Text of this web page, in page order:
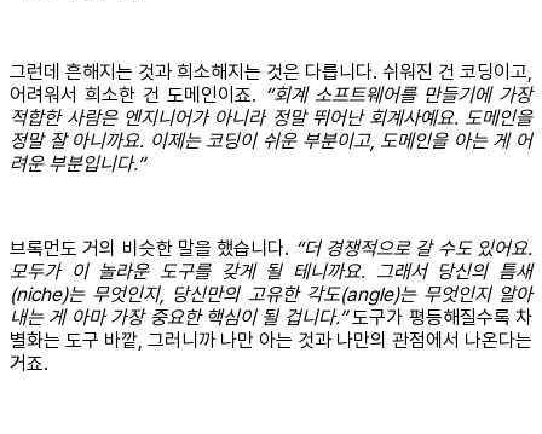
그런데 흔해지는 것과 희소해지는 것은 다릅니다. 쉬워진 건 코딩이고,
어려워서 희소한 건 도메인이죠. “회계 소프트웨어를 만들기에 가장
적합한 사람은 엔지니어가 아니라 정말 뛰어난 회계사예요. 도메인을
정말 잘 아니까요. 이제는 코딩이 쉬운 부분이고, 도메인을 아는 게 어
려운 부분입니다.”
브록먼도 거의 비슷한 말을 했습니다. “더 경쟁적으로 갈 수도 있어요.
모두가 이 놀라운 도구를 갖게 될 테니까요. 그래서 당신의 틈새
(niche)는 무엇인지, 당신만의 고유한 각도(angle)는 무엇인지 알아
내는 게 아마 가장 중요한 핵심이 될 겁니다.”도구가 평등해질수록 차
별화는 도구 바깥, 그러니까 나만 아는 것과 나만의 관점에서 나온다는
거죠.